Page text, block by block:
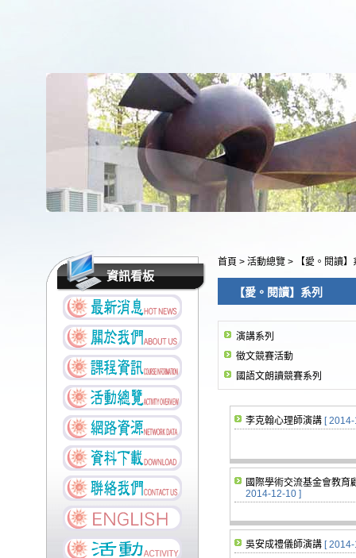
資訊看板
首頁 > 活動總覽 > 【愛。閱讀
【愛。閱讀】系列
演講系列
徵文競賽活動
國語文朗讀競賽系列
李克翰心理師演講 [
國際學術交流基金會教育
2014-12-10 ]
吳安成禮儀師演講 [